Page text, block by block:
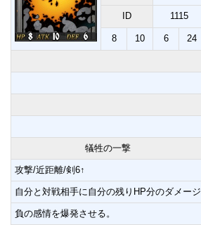
ID 1115
8 10 6 24
犠牲の一撃
攻撃/近距離/剣6↑
自分と対戦相手に自分の残りHP分のダメージ
負の感情を爆発させる。